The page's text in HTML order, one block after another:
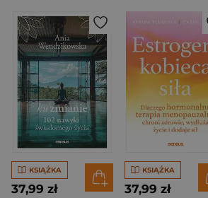
KSIĄŻKA
37,99 zł
KSIĄŻKA
37,99 zł